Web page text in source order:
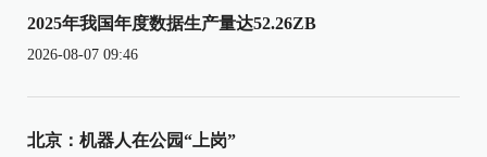
2025年我国年度数据生产量达52.26ZB
2026-08-07 09:46
北京：机器人在公园“上岗”